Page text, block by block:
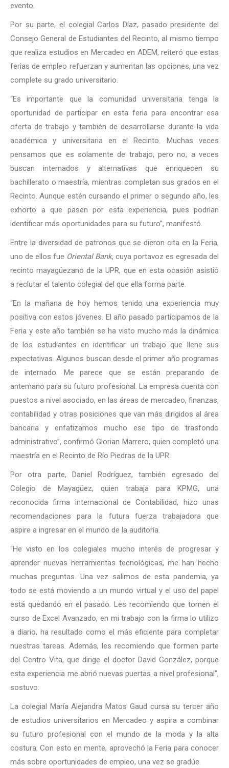
evento.
Por su parte, el colegial Carlos Díaz, pasado presidente del
Consejo General de Estudiantes del Recinto, al mismo tiempo
que realiza estudios en Mercadeo en ADEM, reiteró que estas
ferias de empleo refuerzan y aumentan las opciones, una vez
complete su grado universitario.
“Es importante que la comunidad universitaria tenga la
oportunidad de participar en esta feria para encontrar esa
oferta de trabajo y también de desarrollarse durante la vida
académica y universitaria en el Recinto. Muchas veces
pensamos que es solamente de trabajo, pero no, a veces
buscan internados y alternativas que enriquecen su
bachillerato o maestría, mientras completan sus grados en el
Recinto. Aunque estén cursando el primer o segundo año, les
exhorto a que pasen por esta experiencia, pues podrían
identificar más oportunidades para su futuro”, manifestó.
Entre la diversidad de patronos que se dieron cita en la Feria,
uno de ellos fue Oriental Bank, cuya portavoz es egresada del
recinto mayagüezano de la UPR, que en esta ocasión asistió
a reclutar el talento colegial del que ella forma parte.
“En la mañana de hoy hemos tenido una experiencia muy
positiva con estos jóvenes. El año pasado participamos de la
Feria y este año también se ha visto mucho más la dinámica
de los estudiantes en identificar un trabajo que llene sus
expectativas. Algunos buscan desde el primer año programas
de internado. Me parece que se están preparando de
antemano para su futuro profesional. La empresa cuenta con
puestos a nivel asociado, en las áreas de mercadeo, finanzas,
contabilidad y otras posiciones que van más dirigidos al área
bancaria y enfatizamos mucho ese tipo de trasfondo
administrativo”, confirmó Glorian Marrero, quien completó una
maestría en el Recinto de Río Piedras de la UPR.
Por otra parte, Daniel Rodríguez, también egresado del
Colegio de Mayagüez, quien trabaja para KPMG, una
reconocida firma internacional de Contabilidad, hizo unas
recomendaciones para la futura fuerza trabajadora que
aspire a ingresar en el mundo de la auditoría.
“He visto en los colegiales mucho interés de progresar y
aprender nuevas herramientas tecnológicas, me han hecho
muchas preguntas. Una vez salimos de esta pandemia, ya
todo se está moviendo a un mundo virtual y el uso del papel
está quedando en el pasado. Les recomiendo que tomen el
curso de Excel Avanzado, en mi trabajo con la firma lo utilizo
a diario, ha resultado como el más eficiente para completar
nuestras tareas. Además, les recomiendo que formen parte
del Centro Vita, que dirige el doctor David González, porque
esta experiencia me abrió nuevas puertas a nivel profesional”,
sostuvo.
La colegial María Alejandra Matos Gaud cursa su tercer año
de estudios universitarios en Mercadeo y aspira a combinar
su futuro profesional con el mundo de la moda y la alta
costura. Con esto en mente, aprovechó la Feria para conocer
más sobre oportunidades de empleo, una vez se gradúe.